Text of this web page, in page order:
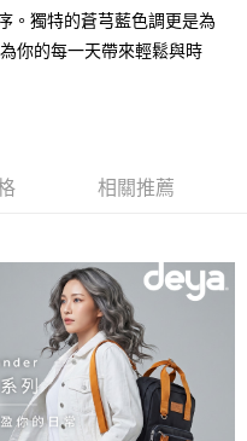
AFTEE先享後付」服務完成之交
址：
別帳號之用戶狀況，依本公司即
使用額度並採取法律行動。
。獨特的蒼芎藍色調更是為
你的每一天帶來輕鬆與時
相關推薦